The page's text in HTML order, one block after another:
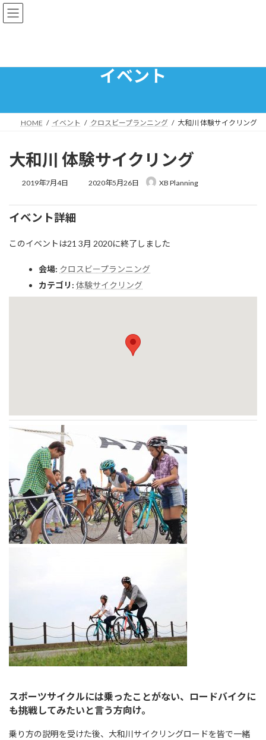
コ
ン
へ
プ
ナ
ビ
ョ
動
イベント
HOME イベント クロスビープランニング 大和川 体験サイクリング
大和川 体験サイクリング
2019年7月4日
最
:
2020年5月26日 XB Planning
イベント詳細
このイベントは21 3月 2020に終了しました
会場: クロスビープランニング
カテゴリ: 体験サイクリング
スポーツサイクルには乗ったことがない、ロードバイクに
も挑戦してみたいと言う方向け。
乗り方の説明を受けた後、大和川サイクリングロードを皆で一緒